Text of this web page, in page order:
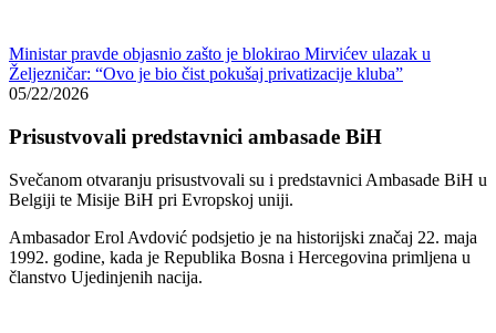
Belgiji te Misije BiH pri Evropskoj uniji.
AmbasadorErol Avdovićpodsjetio je na historijski značaj 22. maja
članstvo Ujedinjenih nacija.